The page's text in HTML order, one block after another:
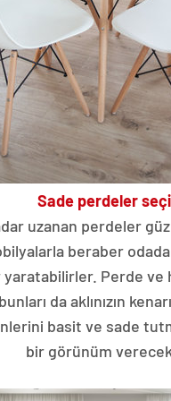
Sade perdeler
uzanan perdeler
beraber
Perde ve
da aklınızın
basit ve sade
bir görünüm